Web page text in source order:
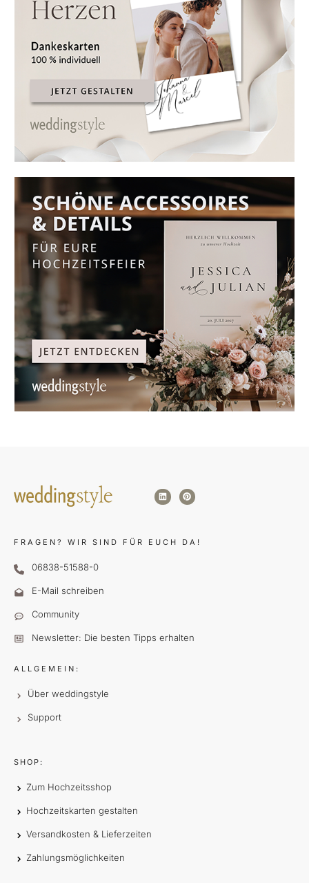
FRAGEN? WIR SIND FÜR EUCH DA!
06838-51588-0
E-Mail schreiben
Community
Newsletter: Die besten Tipps erhalten
ALLGEMEIN:
Über weddingstyle
Support
SHOP:
Zum Hochzeitsshop
Hochzeitskarten gestalten
Versandkosten & Lieferzeiten
Zahlungsmöglichkeiten